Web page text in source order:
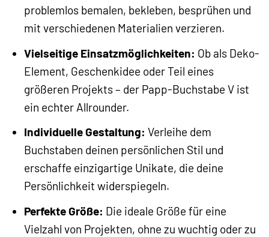
problemlos bemalen, bekleben, besprühen und
mit verschiedenen Materialien verzieren.
Vielseitige Einsatzmöglichkeiten: Ob als Deko-
Element, Geschenkidee oder Teil eines
größeren Projekts – der Papp-Buchstabe V ist
ein echter Allrounder.
Individuelle Gestaltung: Verleihe dem
Buchstaben deinen persönlichen Stil und
erschaffe einzigartige Unikate, die deine
Persönlichkeit widerspiegeln.
Perfekte Größe: Die ideale Größe für eine
Vielzahl von Projekten, ohne zu wuchtig oder zu